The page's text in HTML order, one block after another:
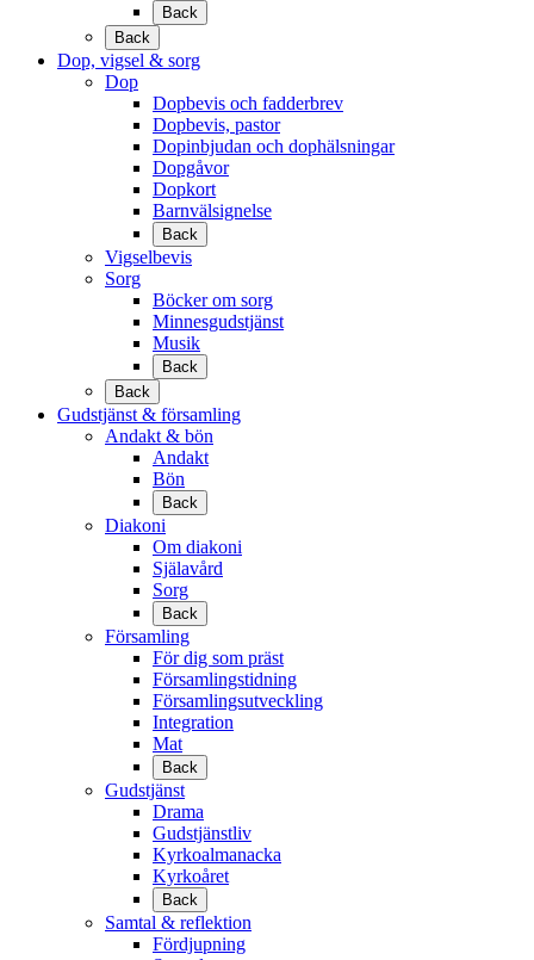
Back
Back
Dop, vigsel & sorg
Dop
Dopbevis och fadderbrev
Dopbevis, pastor
Dopinbjudan och dophälsningar
Dopgåvor
Dopkort
Barnvälsignelse
Back
Vigselbevis
Sorg
Böcker om sorg
Minnesgudstjänst
Musik
Back
Back
Gudstjänst & församling
Andakt & bön
Andakt
Bön
Back
Diakoni
Om diakoni
Själavård
Sorg
Back
Församling
För dig som präst
Församlingstidning
Församlingsutveckling
Integration
Mat
Back
Gudstjänst
Drama
Gudstjänstliv
Kyrkoalmanacka
Kyrkoåret
Back
Samtal & reflektion
Fördjupning